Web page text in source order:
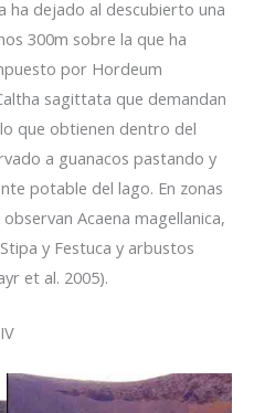
ha dejado al descubierto una
300m sobre la que ha
por Hordeum
sagittata que demandan
que obtienen dentro del
a guanacos pastando y
potable del lago. En zonas
Acaena magellanica,
y Festuca y arbustos
et al. 2005).
IV